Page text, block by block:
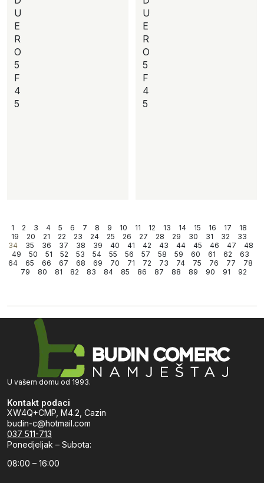
U
E
R
O
5
F
4
5
U
E
R
O
5
F
4
5
1 2 3 4 5 6 7 8 9 10 11 12 13 14 15 16 17
18
19
20 21 22 23 24 25 26 27 28 29 30 31 32
33
34
35 36 37 38 39 40 41 42 43 44 45 46 47
48
49
50 51 52 53 54 55 56 57 58 59 60 61 62
63
64
65 66 67 68 69 70 71 72 73 74 75 76 77
78
79
80 81 82 83 84 85 86 87 88 89 90 91 92
U vašem domu od 1993.
Kontakt podaci
XW4Q+CMP, M4.2, Cazin
budin-c@hotmail.com
037 511-713
Ponedjeljak – Subota:
08:00 – 16:00